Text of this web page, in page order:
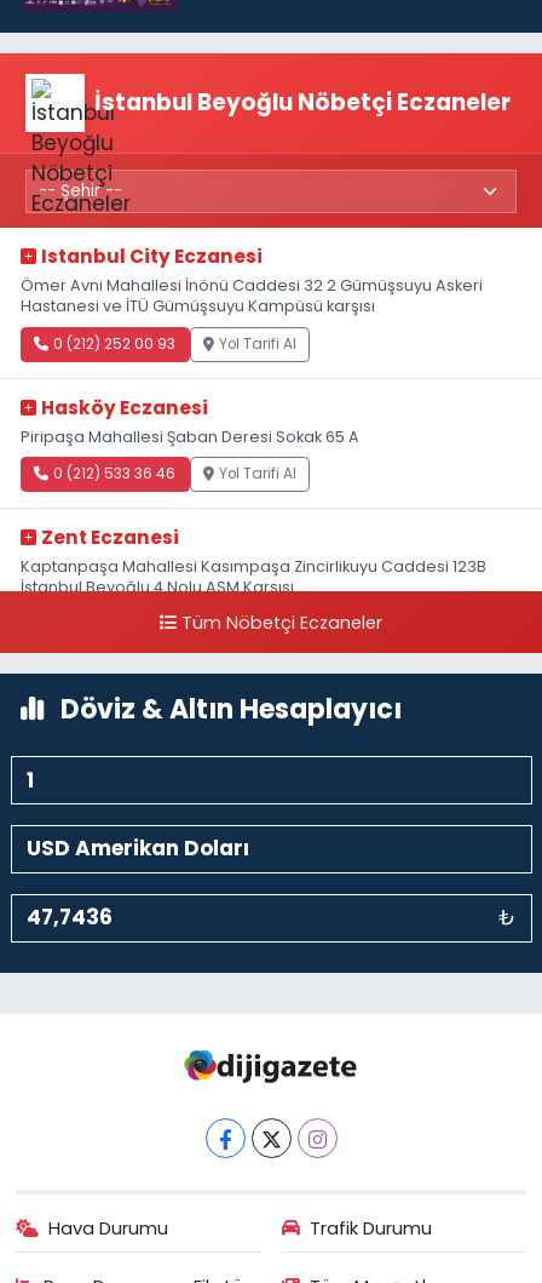
İstanbul Beyoğlu Nöbetçi Eczaneler
Istanbul City Eczanesi
Ömer Avni Mahallesi İnönü Caddesi 32 2 Gümüşsuyu Askeri
Hastanesi ve İTÜ Gümüşsuyu Kampüsü karşısı
0 (212) 252 00 93 Yol Tarifi Al
Hasköy Eczanesi
Piripaşa Mahallesi Şaban Deresi Sokak 65 A
0 (212) 533 36 46 Yol Tarifi Al
Zent Eczanesi
Kaptanpaşa Mahallesi Kasımpaşa Zincirlikuyu Caddesi 123B
İstanbul Beyoğlu 4 Nolu ASM Karşısı
0 (212) 297 96 92 Yol Tarifi Al
Tüm Nöbetçi Eczaneler
Döviz & Altın Hesaplayıcı
₺
Hava Durumu Trafik Durumu